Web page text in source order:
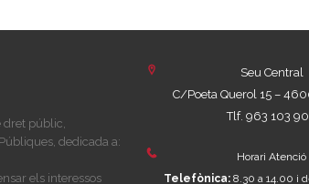
dret públic,
dedicada a:
els interessos
Seu Central
C/Poeta Querol 15 –
Tlf. 963 103
Horari Atenció
Telefònica:8.30 a 14.00 i